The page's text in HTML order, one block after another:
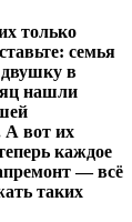
только
семья
в
нашли
А вот их
каждое
— всё
таких